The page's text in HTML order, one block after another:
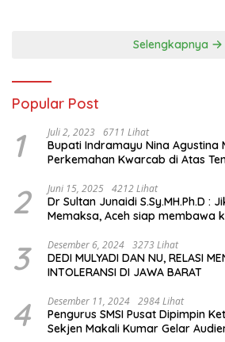
Selengkapnya
Popular Post
1 Juli 2, 2023 6711 Lihat
Bupati Indramayu Nina Agustina
Perkemahan Kwarcab di Atas
2 Juni 15, 2025 4212 Lihat
Dr Sultan Junaidi S.Sy.MH.Ph.D :
Memaksa, Aceh siap membawa
3 Desember 6, 2024 3273 Lihat
DEDI MULYADI DAN NU, RELASI
INTOLERANSI DI JAWA BARAT
4 Desember 11, 2024 2984 Lihat
Pengurus SMSI Pusat Dipimpin
Sekjen Makali Kumar Gelar